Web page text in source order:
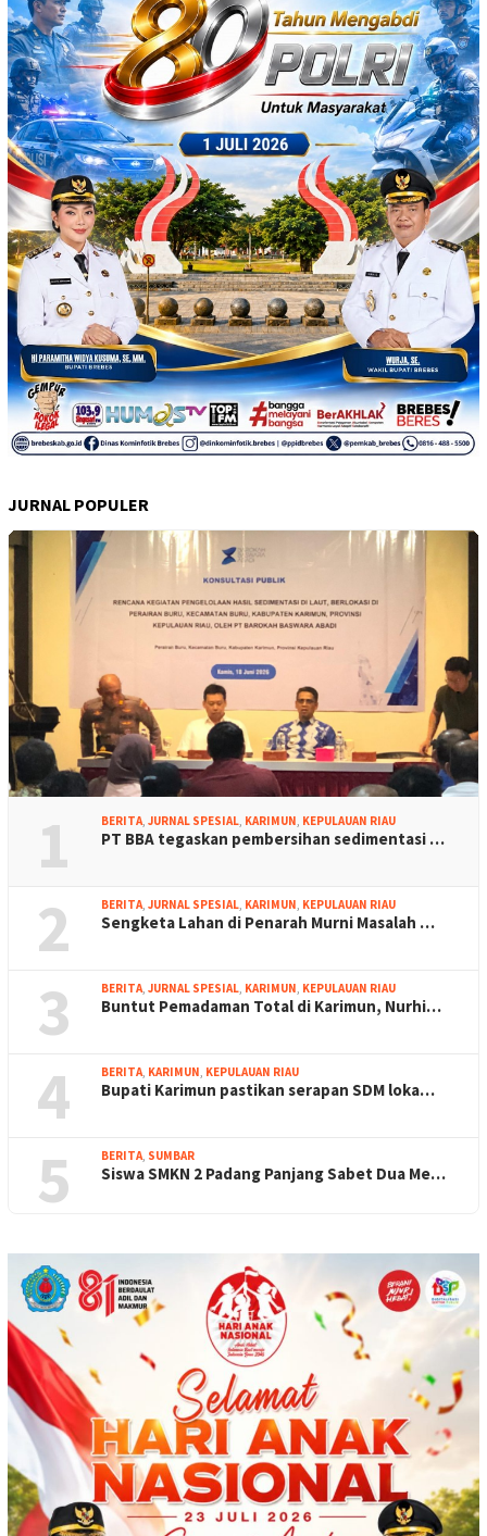
JURNAL POPULER
1 BERITA JURNAL SPESIAL KARIMUN KEPULAUAN RIAU
PT BBA tegaskan pembersihan sedimentasi …
2 BERITA JURNAL SPESIAL KARIMUN KEPULAUAN RIAU
Sengketa Lahan di Penarah Murni Masalah …
3 BERITA JURNAL SPESIAL KARIMUN KEPULAUAN RIAU
Buntut Pemadaman Total di Karimun, Nurhi…
4 BERITA KARIMUN KEPULAUAN RIAU
Bupati Karimun pastikan serapan SDM loka…
5 BERITA SUMBAR
Siswa SMKN 2 Padang Panjang Sabet Dua Me…